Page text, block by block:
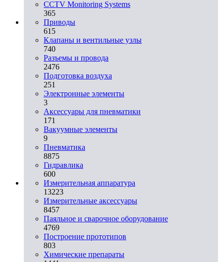
CCTV Monitoring Systems
365
Приводы
615
Клапаны и вентильные узлы
740
Разъемы и провода
2476
Подготовка воздуха
251
Электронные элементы
3
Аксессуары для пневматики
171
Вакуумные элементы
9
Пневматика
8875
Гидравлика
600
Измерительная аппаратура
13223
Измерительные аксессуары
8457
Паяльное и сварочное оборудование
4769
Построение прототипов
803
Химические препараты